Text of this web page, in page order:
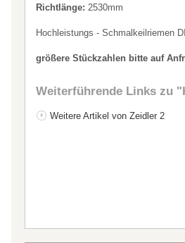
Richtlänge: 2530mm
Hochleistungs - Schmalkeilriemen
größere Stückzahlen bitte auf
Weiterführende Links zu
Weitere Artikel von Zeidler 2